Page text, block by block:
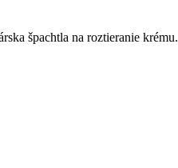
špachtla na roztieranie krému.